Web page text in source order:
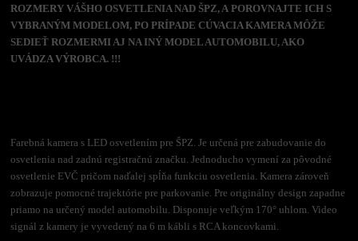
ROZMERY VÁŠHO OSVETLENIA NAD ŠPZ, A POROVNAJTE ICH S
VYBRANÝM MODELOM, PO PRÍPADE CÚVACIA KAMERA MÔŽE
SEDIEŤ ROZMERMI AJ NA INÝ MODEL AUTOMOBILU, AKO
UVÁDZA VÝROBCA. !!!
Farebná kamera s LED osvetlením pre ŠPZ. Je určená pre zabudovanie do
osvetlenia nad zadnú registračnú značku. Jednoducho vymení za pôvodné
osvetlenie EVČ pričom naďalej spĺňa funkciu osvetlenia. Kamera zároveň
zobrazuje pomocné trajektórie pre parkovanie. Pre originálny design zapadne
priamo na určený model automobilu. Disponuje veľkým 170° uhlom. Video
signál z kamery je vyvedený na 6 m kábli s RCA koncovkami.